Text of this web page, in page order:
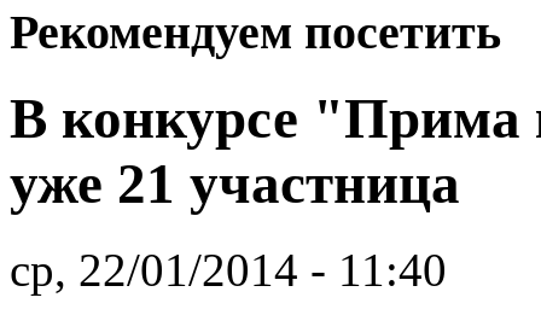
Рекомендуем посетить
В конкурсе "Прима
уже 21 участница
ср, 22/01/2014 - 11:40